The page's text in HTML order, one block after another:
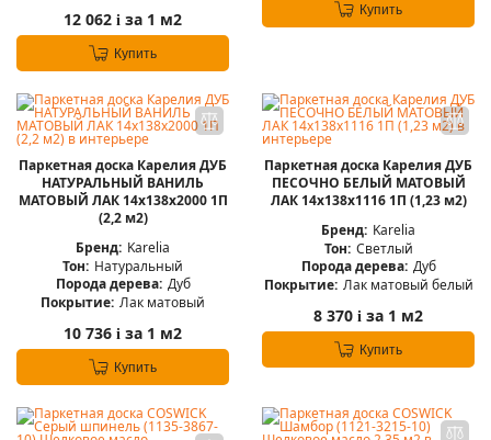
12 062 i за 1 м2
Купить
Купить
Паркетная доска Карелия ДУБ
НАТУРАЛЬНЫЙ ВАНИЛЬ
МАТОВЫЙ ЛАК 14x138x2000 1П
(2,2 м2)
Бренд: Karelia
Тон: Натуральный
Порода дерева: Дуб
Покрытие: Лак матовый
10 736 i за 1 м2
Купить
Паркетная доска Карелия ДУБ
ПЕСОЧНО БЕЛЫЙ МАТОВЫЙ
ЛАК 14x138x1116 1П (1,23 м2)
Бренд: Karelia
Тон: Светлый
Порода дерева: Дуб
Покрытие: Лак матовый белый
8 370 i за 1 м2
Купить